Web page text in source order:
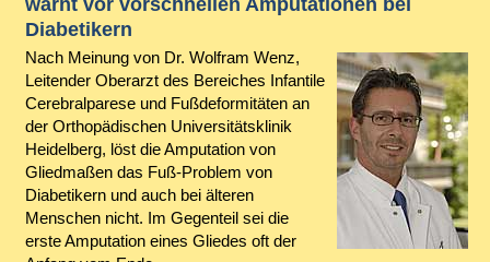
Diabetikern
Nach Meinung von Dr. Wolfram Wenz,
Leitender Oberarzt des Bereiches Infantile
Cerebralparese und Fußdeformitäten an
der Orthopädischen Universitätsklinik
Heidelberg, löst die Amputation von
Gliedmaßen das Fuß-Problem von
Diabetikern und auch bei älteren
Menschen nicht. Im Gegenteil sei die
erste Amputation eines Gliedes oft der